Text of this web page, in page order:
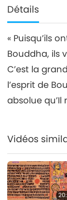
Détails
« Puisqu’ils
Bouddha, ils
C’est la
l’esprit de
absolue qu’Il
Vidéos